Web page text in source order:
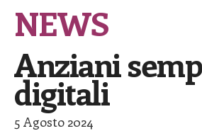
NEWS
Anziani
digitali
5 Agosto 2024